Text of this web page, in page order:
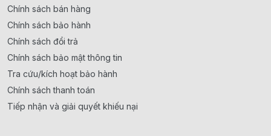
Chính sách bán hàng
Chính sách bảo hành
Chính sách đổi trả
Chính sách bảo mật thông tin
Tra cứu/kích hoạt bảo hành
Chính sách thanh toán
Tiếp nhận và giải quyết khiếu nại